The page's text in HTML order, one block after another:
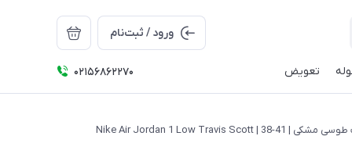
ورود / ثبت‌نام
تعویض
02156862270